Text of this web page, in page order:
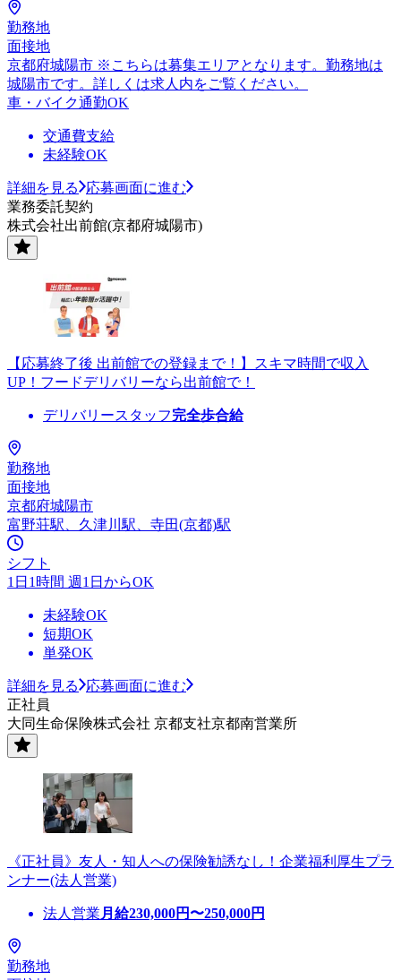
勤務地
面接地
京都府城陽市 ※こちらは募集エリアとなります。勤務地は
城陽市です。詳しくは求人内をご覧ください。
車・バイク通勤OK
交通費支給
未経験OK
詳細を見る
応募画面に進む
業務委託契約
株式会社出前館(京都府城陽市)
【応募終了後 出前館での登録まで！】スキマ時間で収入
UP！フードデリバリーなら出前館で！
デリバリースタッフ完全歩合給
勤務地
面接地
京都府城陽市
富野荘駅、久津川駅、寺田(京都)駅
シフト
1日1時間 週1日からOK
未経験OK
短期OK
単発OK
詳細を見る
応募画面に進む
正社員
大同生命保険株式会社 京都支社京都南営業所
《正社員》友人・知人への保険勧誘なし！企業福利厚生プラ
ンナー(法人営業)
法人営業 月給230,000円〜250,000円
勤務地